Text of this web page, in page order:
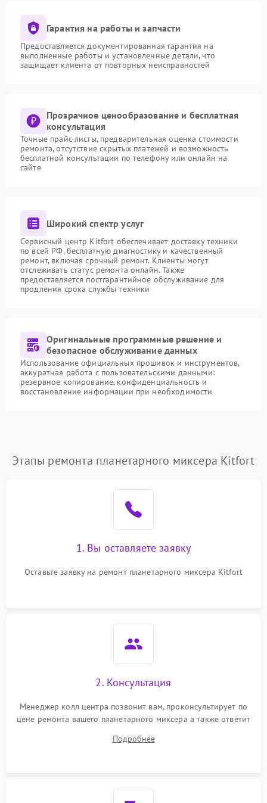
Гарантия на работы и запчасти
Предоставляется документированная гарантия на
выполненные работы и установленные детали, что
защищает клиента от повторных неисправностей
Прозрачное ценообразование и бесплатная
консультация
Точные прайс-листы, предварительная оценка стоимости
ремонта, отсутствие скрытых платежей и возможность
бесплатной консультации по телефону или онлайн на
сайте
Широкий спектр услуг
Сервисный центр Kitfort обеспечивает доставку техники
по всей РФ, бесплатную диагностику и качественный
ремонт, включая срочный ремонт. Клиенты могут
отслеживать статус ремонта онлайн. Также
предоставляется постгарантийное обслуживание для
продления срока службы техники
Оригинальные программные решение и
безопасное обслуживание данных
Использование официальных прошивок и инструментов,
аккуратная работа с пользовательскими данными:
резервное копирование, конфиденциальность и
восстановление информации при необходимости
Этапы ремонта планетарного миксера Kitfort
1. Вы оставляете заявку
Оставьте заявку на ремонт планетарного миксера Kitfort
2. Консультация
Менеджер колл центра позвонит вам, проконсультирует по
цене ремонта вашего планетарного миксера а также ответит
Подробнее